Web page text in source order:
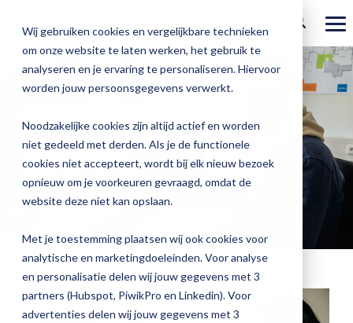
Wij gebruiken cookies en vergelijkbare technieken
om onze website te laten werken, het gebruik te
analyseren en je ervaring te personaliseren. Hiervoor
worden jouw persoonsgegevens verwerkt.
Noodzakelijke cookies zijn altijd actief en worden
niet gedeeld met derden. Als je de functionele
cookies niet accepteert, wordt bij elk nieuw bezoek
opnieuw om je voorkeuren gevraagd, omdat de
website deze niet kan opslaan.
Met je toestemming plaatsen wij ook cookies voor
analytische en marketingdoeleinden. Voor analyse
en personalisatie delen wij jouw gegevens met 3
partners (Hubspot, PiwikPro en Linkedin). Voor
advertenties delen wij jouw gegevens met 3
Onze
Magister MX
Aanmelden
& verzuim
Magister To do
Magister Join
Magister Inzicht
Magister Kluisjes
alle
oplossingen
hoe
jouw
school
vooruit
helpt?
een
en
ontdek
Magister is
Docenten
Onderwijsondersteunend personeel
Leerlingen
Ouders
Onze
Check-up
Quickscan
Applicatiebeheer
Overstappen
Academy
Training op jouw school
Praktische informatie
Met
de
Check-
up
de
Over Magister
Actueel
Magister Journaal
Over ons
Werken bij Magister
Gebruikerspanel
Media & Pers
Samen bouwen aan